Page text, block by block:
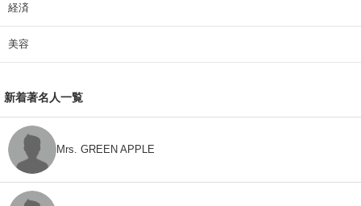
経済
美容
新着著名人一覧
Mrs. GREEN APPLE